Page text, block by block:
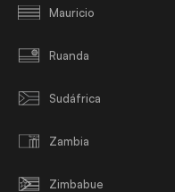
Mauricio
Ruanda
Sudáfrica
Zambia
Zimbabue